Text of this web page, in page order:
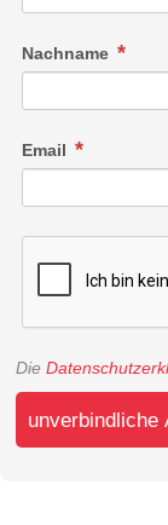
Nachname
Email
Die
unverbindliche